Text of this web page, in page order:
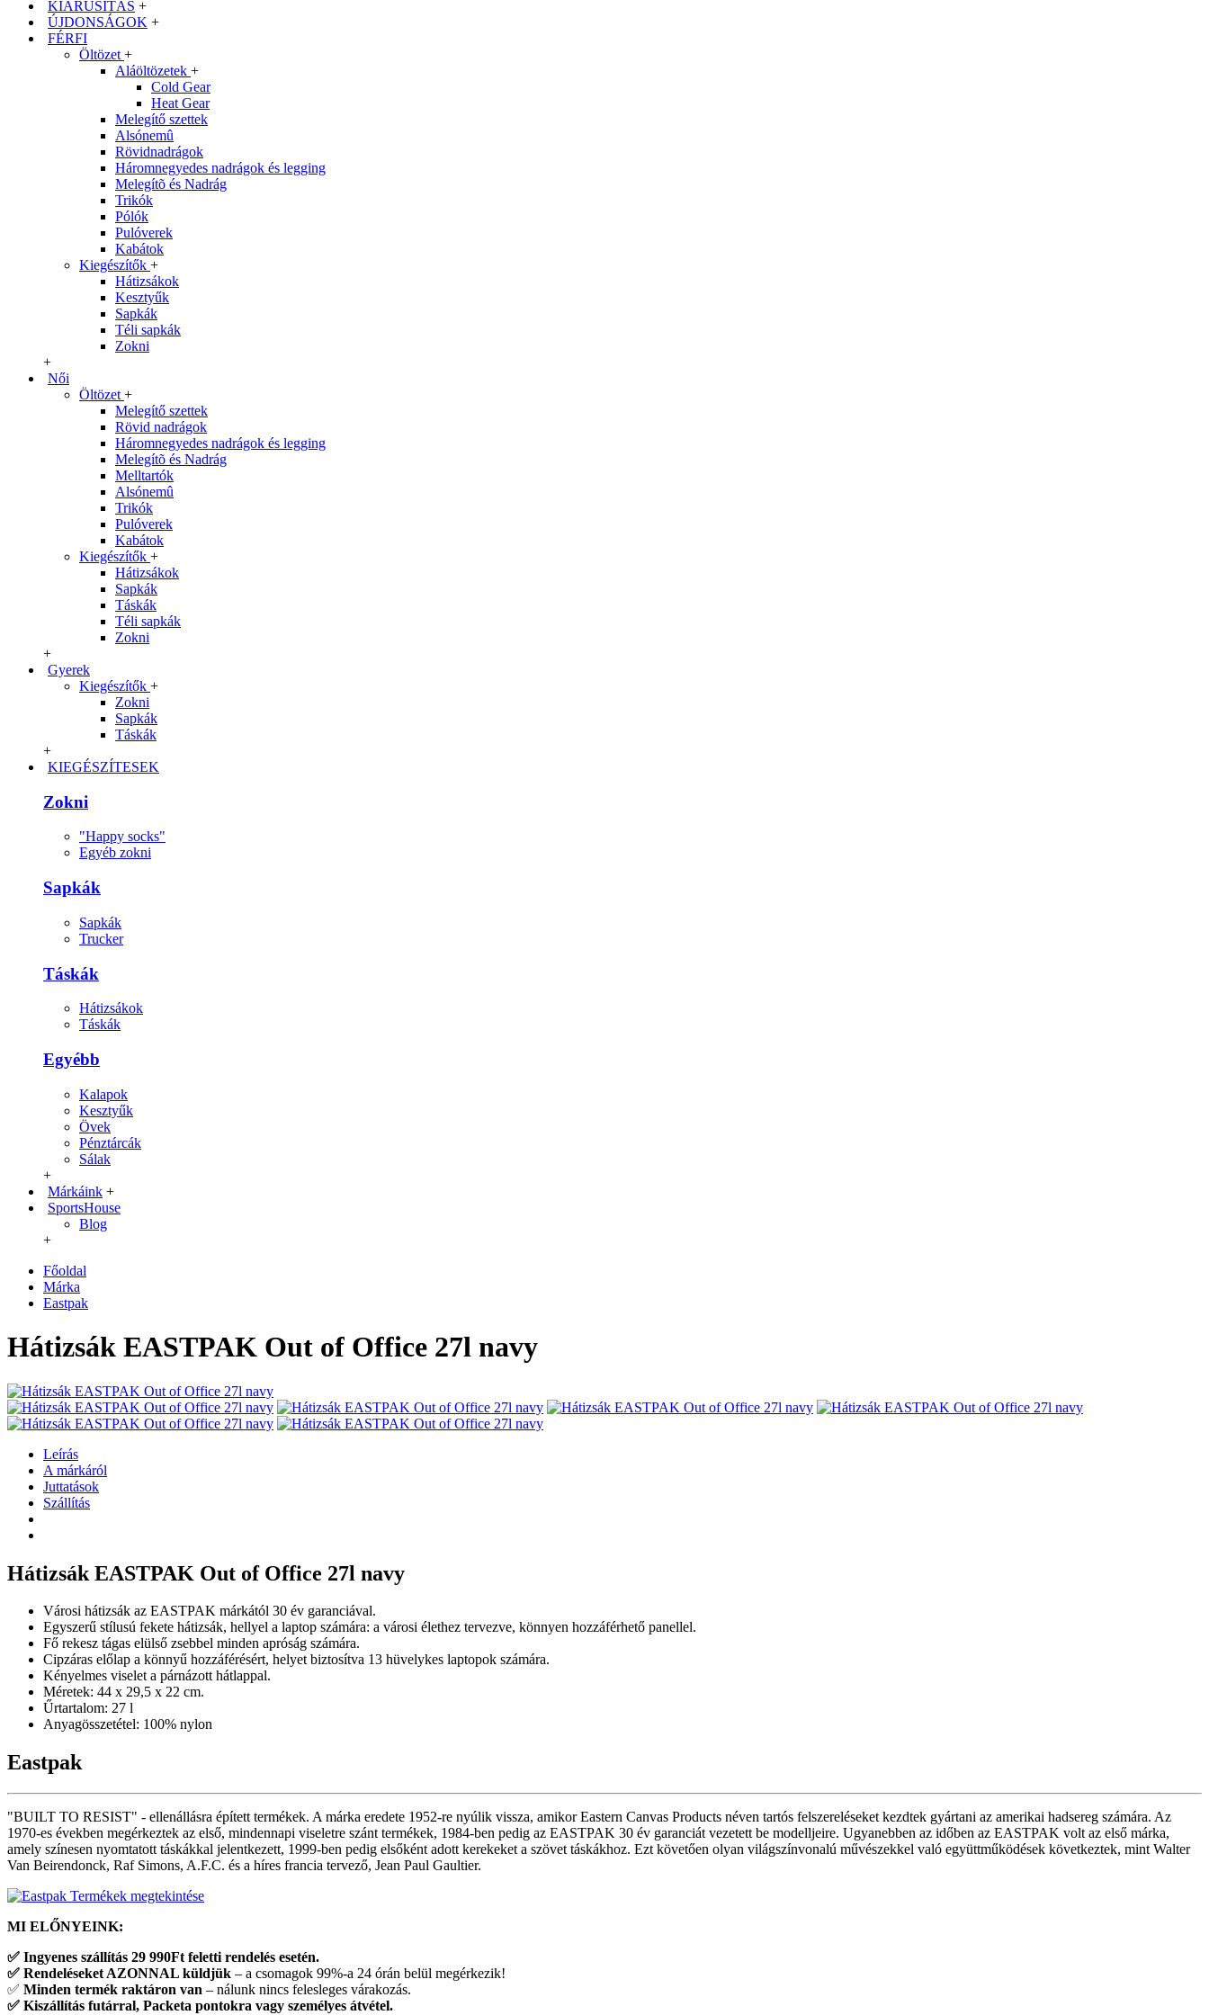
KIÁRUSÍTÁS +
ÚJDONSÁGOK +
FÉRFI
Öltözet +
Aláöltözetek +
Cold Gear
Heat Gear
Melegítő szettek
Alsónemû
Rövidnadrágok
Háromnegyedes nadrágok és legging
Melegítõ és Nadrág
Trikók
Pólók
Pulóverek
Kabátok
Kiegészítők +
Hátizsákok
Kesztyűk
Sapkák
Téli sapkák
Zokni
+
Női
Öltözet +
Melegítő szettek
Rövid nadrágok
Háromnegyedes nadrágok és legging
Melegítõ és Nadrág
Melltartók
Alsónemû
Trikók
Pulóverek
Kabátok
Kiegészítők +
Hátizsákok
Sapkák
Táskák
Téli sapkák
Zokni
+
Gyerek
Kiegészítők +
Zokni
Sapkák
Táskák
+
KIEGÉSZÍTESEK
Zokni
"Happy socks"
Egyéb zokni
Sapkák
Sapkák
Trucker
Táskák
Hátizsákok
Táskák
Egyébb
Kalapok
Kesztyűk
Övek
Pénztárcák
Sálak
+
Márkáink +
SportsHouse
Blog
+
Főoldal
Márka
Eastpak
Hátizsák EASTPAK Out of Office 27l navy
Leírás
A márkáról
Juttatások
Szállítás
Hátizsák EASTPAK Out of Office 27l navy
Városi hátizsák az EASTPAK márkától 30 év garanciával.
Egyszerű stílusú fekete hátizsák, hellyel a laptop számára: a városi élethez tervezve, könnyen hozzáférhető panellel.
Fő rekesz tágas elülső zsebbel minden apróság számára.
Cipzáras előlap a könnyű hozzáférésért, helyet biztosítva 13 hüvelykes laptopok számára.
Kényelmes viselet a párnázott hátlappal.
Méretek: 44 x 29,5 x 22 cm.
Űrtartalom: 27 l
Anyagösszetétel: 100% nylon
Eastpak
"BUILT TO RESIST" - ellenállásra épített termékek. A márka eredete 1952-re nyúlik vissza, amikor Eastern Canvas Products néven tartós felszereléseket kezdtek gyártani az amerikai hadsereg számára. Az
1970-es években megérkeztek az első, mindennapi viseletre szánt termékek, 1984-ben pedig az EASTPAK 30 év garanciát vezetett be modelljeire. Ugyanebben az időben az EASTPAK volt az első márka,
amely színesen nyomtatott táskákkal jelentkezett, 1999-ben pedig elsőként adott kerekeket a szövet táskákhoz. Ezt követően olyan világszínvonalú művészekkel való együttműködések következtek, mint Walter
Van Beirendonck, Raf Simons, A.F.C. és a híres francia tervező, Jean Paul Gaultier.
Termékek megtekintése
MI ELŐNYEINK:
✅ Ingyenes szállítás 29 990Ft feletti rendelés esetén.
✅ Rendeléseket AZONNAL küldjük – a csomagok 99%-a 24 órán belül megérkezik!
✅ Minden termék raktáron van – nálunk nincs felesleges várakozás.
✅ Kiszállítás futárral, Packeta pontokra vagy személyes átvétel.